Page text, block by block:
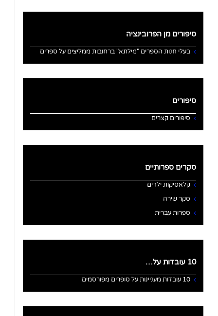
סיפורים מן הפרובינציה
בעלי חנות הספרים "מילתא" ברחובות ממליצים על ספרים
סיפורים
סיפורים קצרים
סקרים ספרותיים
קלאסיקות ילדים
סקר שירה
ספרות עברית
10 עובדות על…
10 עובדות מעניינות על סופרים מפורסמים